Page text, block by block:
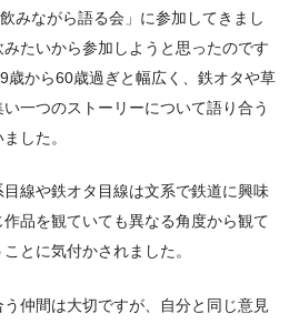
飲みながら語る会」に参加してきまし
たいから参加しようと思ったのです
歳から60歳過ぎと幅広く、鉄オタや草
一つのストーリーについて語り合う
した。
線や鉄オタ目線は文系で鉄道に興味
品を観ていても異なる角度から観て
とに気付かされました。
仲間は大切ですが、自分と同じ意見